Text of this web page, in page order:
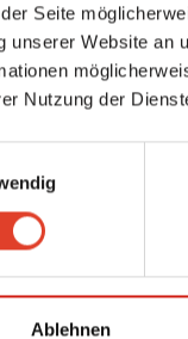
Seite
unserer Website an
Nutzung der
Ablehnen